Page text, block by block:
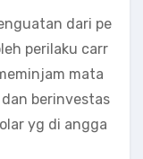
dari pe
perilaku carr
mata
berinvestas
yg di angga